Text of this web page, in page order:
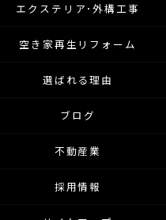
エクステリア･外構工事
空き家再生リフォーム
選ばれる理由
ブログ
不動産業
採用情報